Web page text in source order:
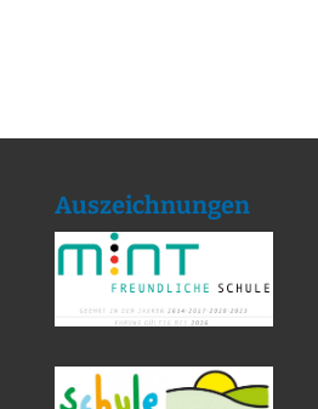
Auszeichnungen